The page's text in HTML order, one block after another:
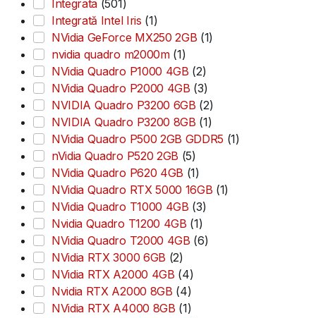
Integrata (501)
Integrată Intel Iris (1)
NVidia GeForce MX250 2GB (1)
nvidia quadro m2000m (1)
NVidia Quadro P1000 4GB (2)
NVidia Quadro P2000 4GB (3)
NVIDIA Quadro P3200 6GB (2)
NVIDIA Quadro P3200 8GB (1)
NVidia Quadro P500 2GB GDDR5 (1)
nVidia Quadro P520 2GB (5)
NVidia Quadro P620 4GB (1)
NVidia Quadro RTX 5000 16GB (1)
NVidia Quadro T1000 4GB (3)
Nvidia Quadro T1200 4GB (1)
NVidia Quadro T2000 4GB (6)
NVidia RTX 3000 6GB (2)
NVidia RTX A2000 4GB (4)
Nvidia RTX A2000 8GB (4)
NVidia RTX A4000 8GB (1)